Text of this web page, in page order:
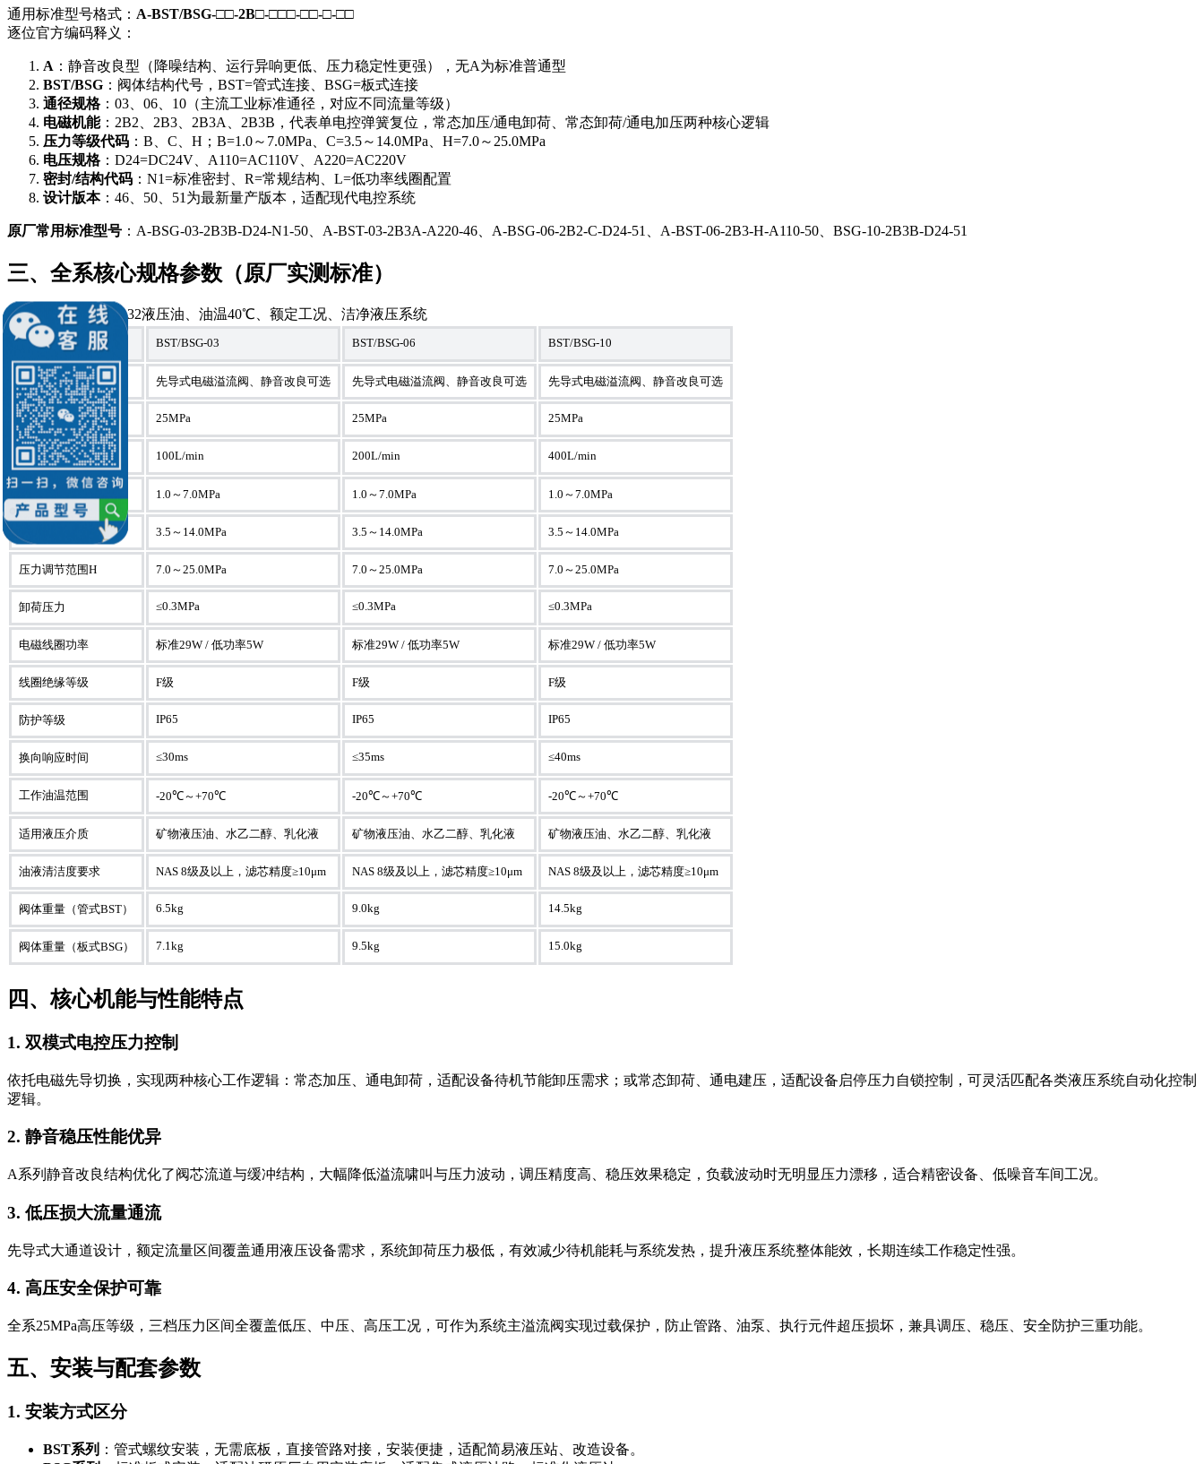
通用标准型号格式： A-BST/BSG-□□-2B□-□□□-□□-□-□□
逐位官方编码释义：
A ：静音改良型（降噪结构、运行异响更低、压力稳定性更强），无A为标准普通型
BST/BSG ：阀体结构代号，BST=管式连接、BSG=板式连接
通径规格：03、06、10（主流工业标准通径，对应不同流量等级）
电磁机能：2B2、2B3、2B3A、2B3B，代表单电控弹簧复位，常态加压/通电卸荷、常态卸荷/通电加压两种核心逻辑
压力等级代码 ：B、C、H；B=1.0～7.0MPa、C=3.5～14.0MPa、H=7.0～25.0MPa
电压规格：D24=DC24V、A110=AC110V、A220=AC220V
密封/结构代码 ：N1=标准密封、R=常规结构、L=低功率线圈配置
设计版本：46、50、51为最新量产版本，适配现代电控系统
原厂常用标准型号 ：A-BSG-03-2B3B-D24-N1-50、A-BST-03-2B3A-A220-46、A-BSG-06-2B2-C-D24-51、A-BST-06-2B3-H-A110-50、BSG-10-2B3B-D24-51
三、全系核心规格参数（原厂实测标准）
测试标准：ISO VG32液压油、油温40℃、额定工况、洁净液压系统
参数项目 BST/BSG-03 BST/BSG-06 BST/BSG-10
结构形式 先导式电磁溢流阀、静音改良可选 先导式电磁溢流阀、静音改良可选 先导式电磁溢流阀、静音改良可选
最高使用压力 25MPa 25MPa 25MPa
额定通流流量 100L/min 200L/min 400L/min
1.0～7.0MPa 1.0～7.0MPa 1.0～7.0MPa
3.5～14.0MPa 3.5～14.0MPa 3.5～14.0MPa
压力调节范围H 7.0～25.0MPa 7.0～25.0MPa 7.0～25.0MPa
卸荷压力 ≤0.3MPa ≤0.3MPa ≤0.3MPa
电磁线圈功率 标准29W / 低功率5W 标准29W / 低功率5W 标准29W / 低功率5W
线圈绝缘等级 F级 F级 F级
防护等级 IP65 IP65 IP65
换向响应时间 ≤30ms ≤35ms ≤40ms
工作油温范围 -20℃～+70℃ -20℃～+70℃ -20℃～+70℃
适用液压介质 矿物液压油、水乙二醇、乳化液 矿物液压油、水乙二醇、乳化液 矿物液压油、水乙二醇、乳化液
油液清洁度要求 NAS 8级及以上，滤芯精度≥10μm NAS 8级及以上，滤芯精度≥10μm NAS 8级及以上，滤芯精度≥10μm
阀体重量（管式BST） 6.5kg 9.0kg 14.5kg
阀体重量（板式BSG） 7.1kg 9.5kg 15.0kg
四、核心机能与性能特点
1. 双模式电控压力控制
依托电磁先导切换，实现两种核心工作逻辑：常态加压、通电卸荷，适配设备待机节能卸压需求；或常态卸荷、通电建压，适配设备启停压力自锁控制，可灵活匹配各类液压系统自动化控制
逻辑。
2. 静音稳压性能优异
A系列静音改良结构优化了阀芯流道与缓冲结构，大幅降低溢流啸叫与压力波动，调压精度高、稳压效果稳定，负载波动时无明显压力漂移，适合精密设备、低噪音车间工况。
3. 低压损大流量通流
先导式大通道设计，额定流量区间覆盖通用液压设备需求，系统卸荷压力极低，有效减少待机能耗与系统发热，提升液压系统整体能效，长期连续工作稳定性强。
4. 高压安全保护可靠
全系25MPa高压等级，三档压力区间全覆盖低压、中压、高压工况，可作为系统主溢流阀实现过载保护，防止管路、油泵、执行元件超压损坏，兼具调压、稳压、安全防护三重功能。
五、安装与配套参数
1. 安装方式区分
BST系列 ：管式螺纹安装，无需底板，直接管路对接，安装便捷，适配简易液压站、改造设备。